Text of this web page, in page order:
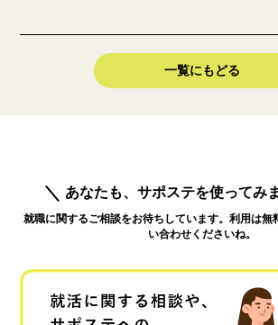
一覧にもどる
あなたも、サポステを使ってみ
就職に関するご相談をお待ちしています。利用は無
い合わせくださいね。